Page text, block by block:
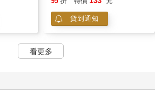
貨到通知
看更多